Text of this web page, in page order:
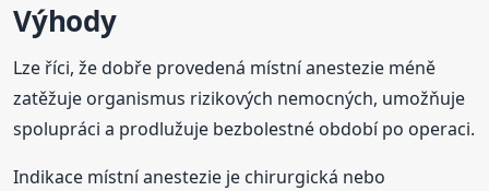
Výhody
Lze říci, že dobře provedená místní anestezie méně
zatěžuje organismus rizikových nemocných, umožňuje
spolupráci a prodlužuje bezbolestné období po operaci.
Indikace místní anestezie je chirurgická nebo